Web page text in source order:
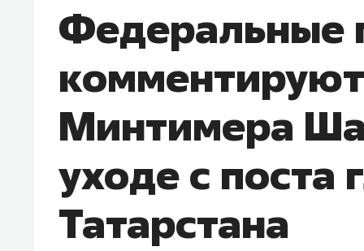
Федеральные
Минтимера
уходе с поста
Татарстана
правил, бизнес может
потерять минимум
Как бизнесу выйти на зарубежные
рынки, почему надо знать
чем интересен Оман?